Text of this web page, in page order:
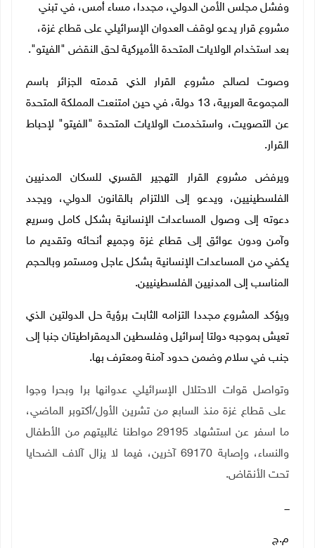
وفشل مجلس الأمن الدولي، مجددا، مساء أمس، في تبني
مشروع قرار يدعو لوقف العدوان الإسرائيلي على قطاع غزة،
بعد استخدام الولايات المتحدة الأميركية لحق النقض "الفيتو".
وصوت لصالح مشروع القرار الذي قدمته الجزائر باسم
المجموعة العربية، 13 دولة، في حين امتنعت المملكة المتحدة
عن التصويت، واستخدمت الولايات المتحدة "الفيتو" لإحباط
القرار.
ويرفض مشروع القرار التهجير القسري للسكان المدنيين
الفلسطينيين، ويدعو إلى الالتزام بالقانون الدولي، ويجدد
دعوته إلى وصول المساعدات الإنسانية بشكل كامل وسريع
وآمن ودون عوائق إلى قطاع غزة وجميع أنحائه وتقديم ما
يكفي من المساعدات الإنسانية بشكل عاجل ومستمر وبالحجم
المناسب إلى المدنيين الفلسطينيين.
ويؤكد المشروع مجددا التزامه الثابت برؤية حل الدولتين الذي
تعيش بموجبه دولتا إسرائيل وفلسطين الديمقراطيتان جنبا إلى
جنب في سلام وضمن حدود آمنة ومعترف بها.
وتواصل قوات الاحتلال الإسرائيلي عدوانها برا وبحرا وجوا
على قطاع غزة منذ السابع من تشرين الأول/أكتوبر الماضي،
ما اسفر عن استشهاد 29195 مواطنا غالبيتهم من الأطفال
والنساء، وإصابة 69170 آخرين، فيما لا يزال آلاف الضحايا
تحت الأنقاض.
ـــ
م.ج